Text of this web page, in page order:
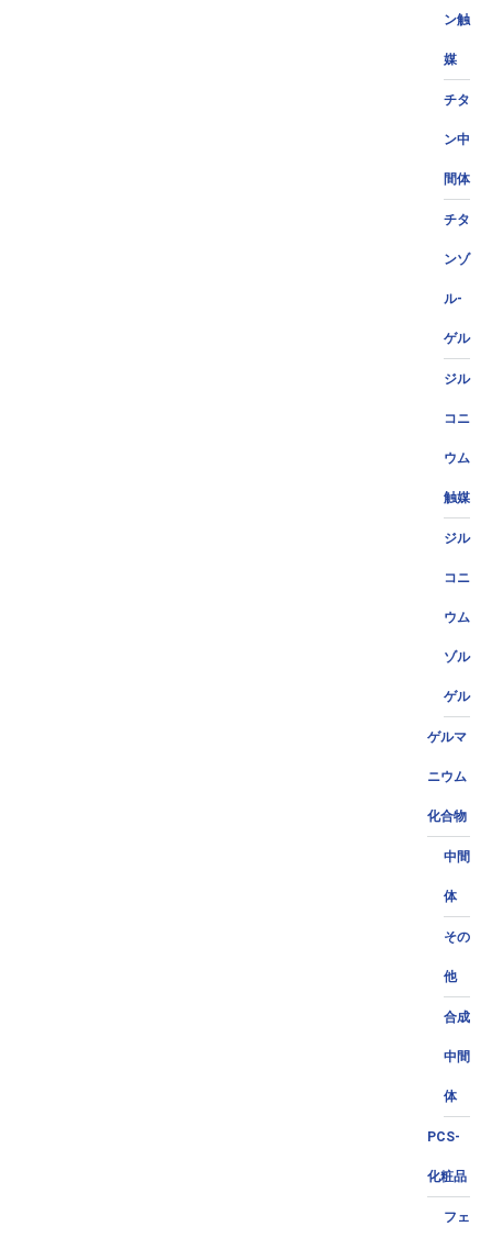
ン触
媒
チタ
ン中
間体
チタ
ンゾ
ル-
ゲル
ジル
コニ
ウム
触媒
ジル
コニ
ウム
ゾル
ゲル
ゲルマ
ニウム
化合物
中間
体
その
他
合成
中間
体
PCS-
化粧品
フェ